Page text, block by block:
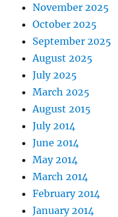
November 2025
October 2025
September 2025
August 2025
July 2025
March 2025
August 2015
July 2014
June 2014
May 2014
March 2014
February 2014
January 2014